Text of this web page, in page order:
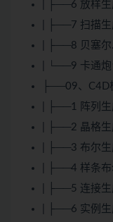
| ├──6 放样
| ├──7 扫描
| ├──8 贝塞
| └──9 卡通
├──09、C4D
| ├──1 阵列
| ├──2 晶格
| ├──3 布尔
| ├──4 样条
| ├──5 连接
| ├──6 实例